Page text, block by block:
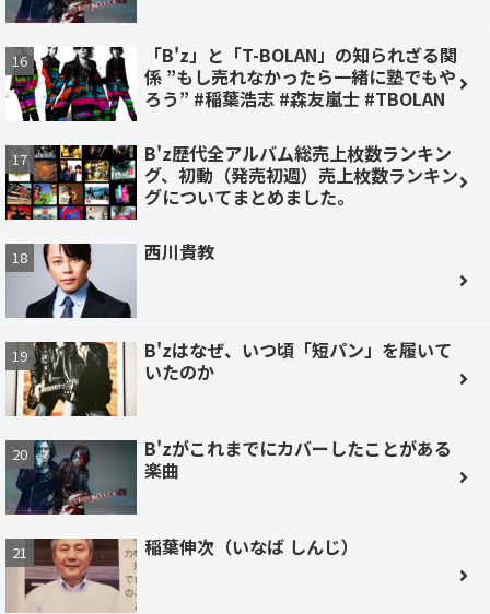
「B'z」と「T-BOLAN」の知られざる関
係 ”もし売れなかったら一緒に塾でもや
ろう” #稲葉浩志 #森友嵐士 #TBOLAN
B'z歴代全アルバム総売上枚数ランキン
グ、初動（発売初週）売上枚数ランキン
グについてまとめました。
西川貴教
B'zはなぜ、いつ頃「短パン」を履いて
いたのか
B'zがこれまでにカバーしたことがある
楽曲
稲葉伸次（いなば しんじ）